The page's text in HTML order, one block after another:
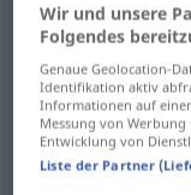
укол Stich
стежок,-каgen
Wir und unsere
Folgendes
Genaue Geolocation-
Identifikation aktiv
Informationen auf
Messung von
Entwicklung von
Liste der Partner